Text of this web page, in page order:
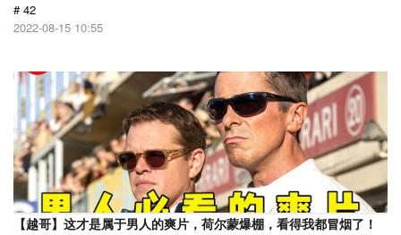
# 42
2022-08-15 10:55
【越哥】这才是属于男人的爽片，荷尔蒙爆棚，看得我都冒烟了！